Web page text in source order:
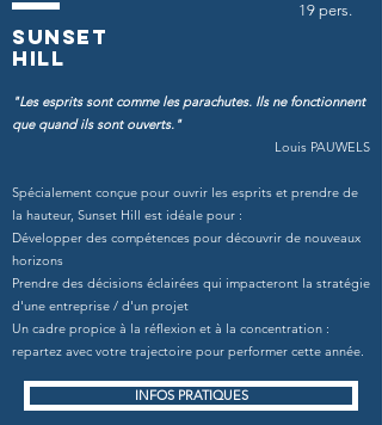
19 pers.
sunset
hill
"Les esprits sont comme les parachutes. Ils ne fonctionnent
que quand ils sont ouverts."
Louis PAUWELS
Spécialement conçue pour ouvrir les esprits et prendre de
la hauteur, Sunset Hill est idéale pour :
Développer des compétences pour découvrir de nouveaux
horizons
Prendre des décisions éclairées qui impacteront la stratégie
d'une entreprise / d'un projet
Un cadre propice à la réflexion et à la concentration :
repartez avec votre trajectoire pour performer cette année.
INFOS PRATIQUES